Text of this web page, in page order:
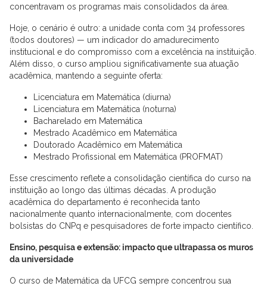
concentravam os programas mais consolidados da área.
Hoje, o cenário é outro: a unidade conta com 34 professores
(todos doutores) — um indicador do amadurecimento
institucional e do compromisso com a excelência na instituição.
Além disso, o curso ampliou significativamente sua atuação
acadêmica, mantendo a seguinte oferta:
Licenciatura em Matemática (diurna)
Licenciatura em Matemática (noturna)
Bacharelado em Matemática
Mestrado Acadêmico em Matemática
Doutorado Acadêmico em Matemática
Mestrado Profissional em Matemática (PROFMAT)
Esse crescimento reflete a consolidação científica do curso na
instituição ao longo das últimas décadas. A produção
acadêmica do departamento é reconhecida tanto
nacionalmente quanto internacionalmente, com docentes
bolsistas do CNPq e pesquisadores de forte impacto científico.
Ensino, pesquisa e extensão: impacto que ultrapassa os muros
da universidade
O curso de Matemática da UFCG sempre concentrou sua